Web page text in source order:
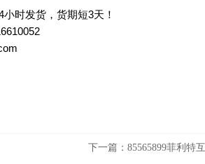
时发货，货期短3天！
下一篇： 85565899菲利特